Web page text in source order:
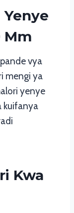
Mm
vya
mengi ya
yenye
kuifanya
Kwa